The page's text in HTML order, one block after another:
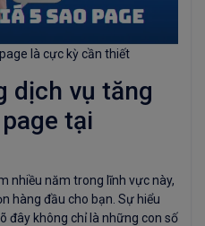
là cực kỳ cần thiết
dịch vụ tăng
tại
nhiều năm trong lĩnh vực này,
hàng đầu cho bạn. Sự hiểu
đây không chỉ là những con số